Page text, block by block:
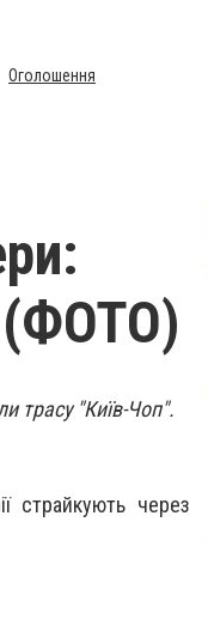
Оголошення
(ФОТО)
трасу "Київ-Чоп".
страйкують через